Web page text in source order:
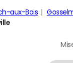
aux-Bois